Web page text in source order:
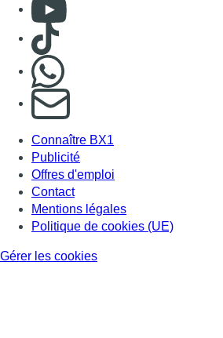
Consulter Youtube
Consulter TikTok
S'abonner à notre newsletter
Connaître BX1
Publicité
Offres d'emploi
Contact
Mentions légales
Politique de cookies (UE)
Gérer les cookies